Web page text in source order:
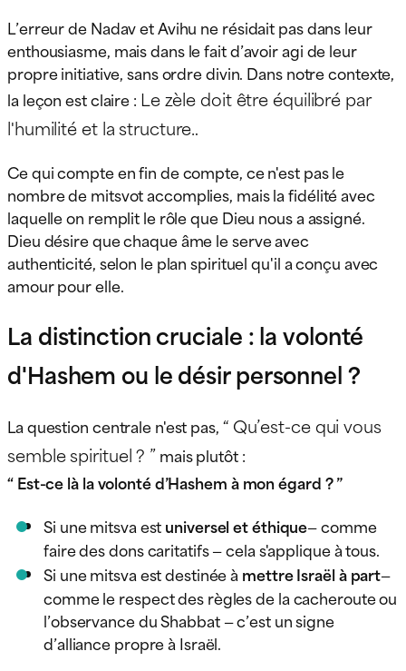
L’erreur de Nadav et Avihu ne résidait pas dans leur
enthousiasme, mais dans le fait d’avoir agi de leur
propre initiative, sans ordre divin. Dans notre contexte,
la leçon est claire : Le zèle doit être équilibré par
l'humilité et la structure..
Ce qui compte en fin de compte, ce n'est pas le
nombre de mitsvot accomplies, mais la fidélité avec
laquelle on remplit le rôle que Dieu nous a assigné.
Dieu désire que chaque âme le serve avec
authenticité, selon le plan spirituel qu'il a conçu avec
amour pour elle.
La distinction cruciale : la volonté
d'Hashem ou le désir personnel ?
La question centrale n'est pas,“ Qu’est-ce qui vous
semble spirituel ? ”mais plutôt :
“ Est-ce là la volonté d’Hashem à mon égard ? ”
Si une mitsva estuniversel et éthique— comme
faire des dons caritatifs — cela s'applique à tous.
Si une mitsva est destinée àmettre Israël à part—
comme le respect des règles de la cacheroute ou
l’observance du Shabbat — c’est un signe
d’alliance propre à Israël.